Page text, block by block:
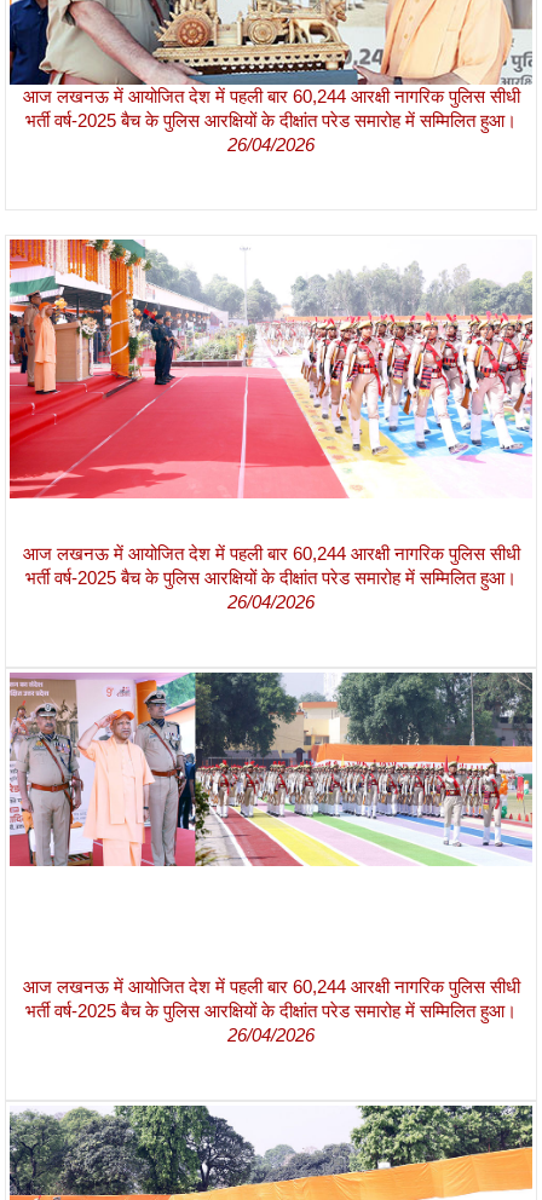
आज लखनऊ में आयोजित देश में पहली बार 60,244 आरक्षी नागरिक पुलिस सीधी
भर्ती वर्ष-2025 बैच के पुलिस आरक्षियों के दीक्षांत परेड समारोह में सम्मिलित हुआ।
26/04/2026
आज लखनऊ में आयोजित देश में पहली बार 60,244 आरक्षी नागरिक पुलिस सीधी
भर्ती वर्ष-2025 बैच के पुलिस आरक्षियों के दीक्षांत परेड समारोह में सम्मिलित हुआ।
26/04/2026
आज लखनऊ में आयोजित देश में पहली बार 60,244 आरक्षी नागरिक पुलिस सीधी
भर्ती वर्ष-2025 बैच के पुलिस आरक्षियों के दीक्षांत परेड समारोह में सम्मिलित हुआ।
26/04/2026